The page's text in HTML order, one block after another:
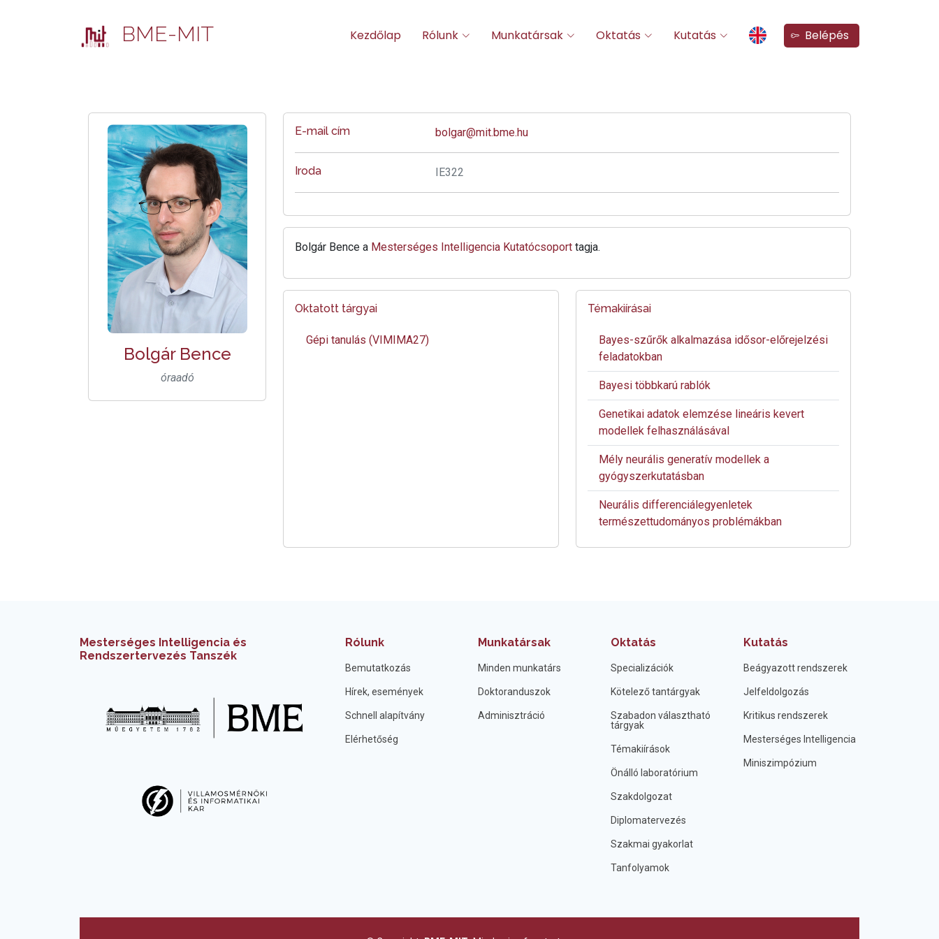
BME-MIT Kezdőlap Rólunk Munkatársak Oktatás Kutatás Belépés
Bolgár Bence
óraadó
E-mail cím bolgar@mit.bme.hu
Iroda IE322
Bolgár Bence a Mesterséges Intelligencia Kutatócsoport tagja.
Oktatott tárgyai
Gépi tanulás (VIMIMA27)
Témakiírásai
Bayes-szűrők alkalmazása idősor-előrejelzési
feladatokban
Bayesi többkarú rablók
Genetikai adatok elemzése lineáris kevert
modellek felhasználásával
Mély neurális generatív modellek a
gyógyszerkutatásban
Neurális differenciálegyenletek
természettudományos problémákban
Mesterséges Intelligencia és
Rendszertervezés Tanszék
Rólunk
Bemutatkozás
Hírek, események
Schnell alapítvány
Elérhetőség
Munkatársak
Minden munkatárs
Doktoranduszok
Adminisztráció
Oktatás
Specializációk
Kötelező tantárgyak
Szabadon választható
tárgyak
Témakiírások
Önálló laboratórium
Szakdolgozat
Diplomatervezés
Szakmai gyakorlat
Tanfolyamok
Kutatás
Beágyazott rendszerek
Jelfeldolgozás
Kritikus rendszerek
Mesterséges Intelligencia
Miniszimpózium